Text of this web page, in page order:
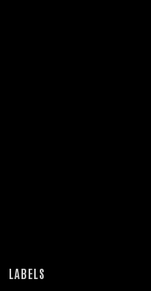
LABELS